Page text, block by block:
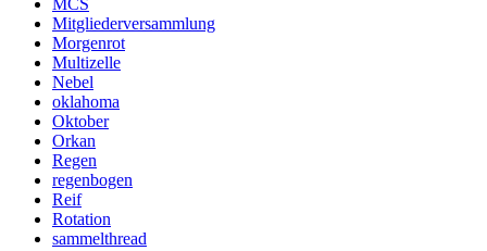
MCS
Mitgliederversammlung
Morgenrot
Multizelle
Nebel
oklahoma
Oktober
Orkan
Regen
regenbogen
Reif
Rotation
sammelthread